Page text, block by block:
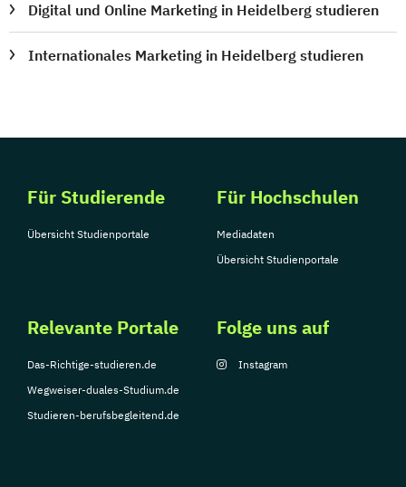
Digital und Online Marketing in Heidelberg studieren
Internationales Marketing in Heidelberg studieren
Für Studierende
Übersicht Studienportale
Für Hochschulen
Mediadaten
Übersicht Studienportale
Relevante Portale
Das-Richtige-studieren.de
Wegweiser-duales-Studium.de
Studieren-berufsbegleitend.de
Folge uns auf
Instagram